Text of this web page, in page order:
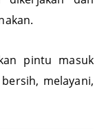
dan
pintu masuk
melayani,